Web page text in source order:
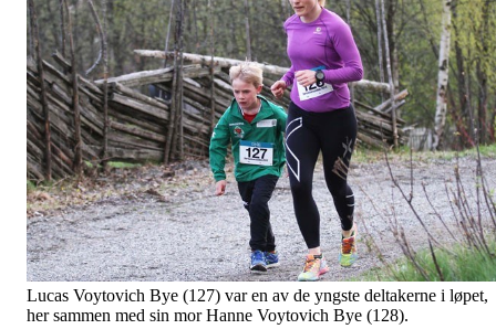
Lucas Voytovich Bye (127) var en av de yngste deltakerne i løpet,
her sammen med sin mor Hanne Voytovich Bye (128).